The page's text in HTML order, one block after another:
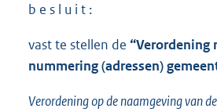
b e s l u i t :
vast te stellen de “Verordening
nummering (adressen)
Verordening op de naamgeving van